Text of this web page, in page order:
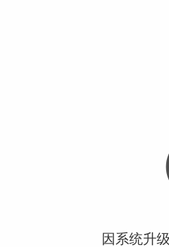
因系统升